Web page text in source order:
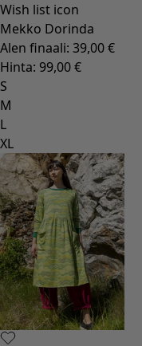
Wish list icon
Mekko Dorinda
Alen finaali: 39,00 €
Hinta: 99,00 €
S
M
L
XL